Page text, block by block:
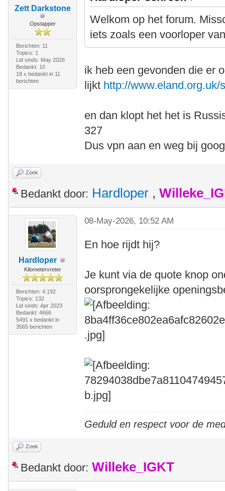
Zett Darkstone
Opstapper
Berichten: 11
Topics: 1
Lid sinds: May 2026
Bedankt: 10
18 x bedankt in 11
berichten
Welkom op het forum.
iets zoals een voorloper
ik heb een gevonden die er
lijkt http://www.eland.org.uk/
en dan klopt het het is
327
Dus vpn aan en weg bij
Zoek
Bedankt door: Hardloper ,
Hardloper
Kilometervreter
Berichten: 4.192
Topics: 132
Lid sinds: Apr 2023
Bedankt: 4666
5491 x bedankt in
3565 berichten
08-May-2026, 10:52 AM
En hoe rijdt hij?
Je kunt via de quote knop
oorsprongekelijke
Geduld en respect voor de
Zoek
Bedankt door: Willeke_IGKT